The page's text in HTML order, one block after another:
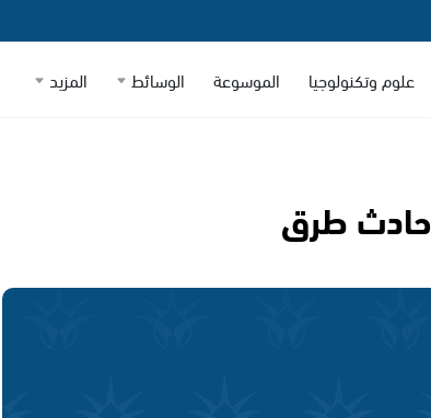
علوم وتكنولوجيا الموسوعة الوسائط المزيد
طرق